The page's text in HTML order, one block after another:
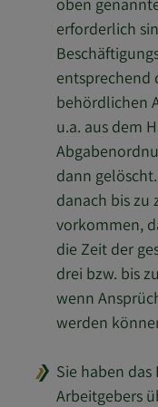
erforderlich
entsprechend
behördlichen
u.a. aus dem
dann
danach bis zu
vorkommen,
die Zeit der
drei bzw. bis
wenn
werden
Sie haben
Arbeitgebers